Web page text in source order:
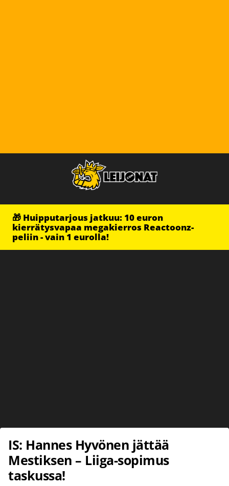
🎁 Huipputarjous jatkuu: 10 euron
kierrätysvapaa megakierros Reactoonz-
peliin - vain 1 eurolla!
IS: Hannes Hyvönen jättää
Mestiksen – Liiga-sopimus
taskussa!